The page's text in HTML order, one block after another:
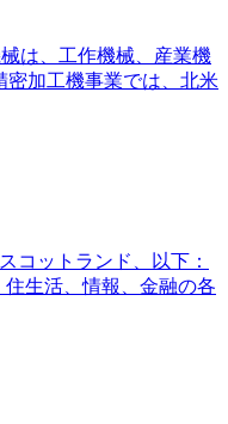
は、工作機械、産業機
密加工機事業では、北米
コットランド、以下：
生活、情報、金融の各